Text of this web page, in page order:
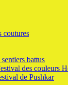
coutures
battus
des couleurs
de Pushkar